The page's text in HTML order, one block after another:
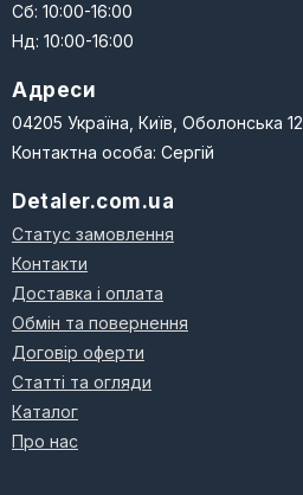
Сб: 10:00-16:00
Нд: 10:00-16:00
Адреси
04205 Україна, Київ, Оболонська 12
Контактна особа: Сергій
Detaler.com.ua
Статус замовлення
Контакти
Доставка і оплата
Обмін та повернення
Договір оферти
Статті та огляди
Каталог
Про нас